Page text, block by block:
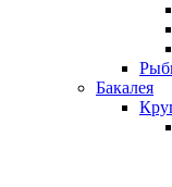
Бакалея